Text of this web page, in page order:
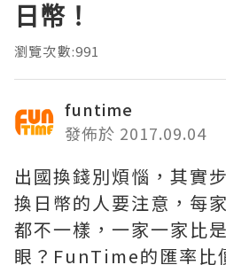
日幣！
瀏覽次數:991
funtime
發佈於 2017.09.04
出國換錢別煩惱，其實
換日幣的人要注意，每
都不一樣，一家一家比
眼？FunTime的匯率比